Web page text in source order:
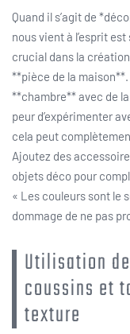
Quand il s’agit de
nous vient à l’esprit
crucial dans la
**pièce de la
**chambre** avec de
peur d’expérimenter
cela peut
Ajoutez des
objets déco pour
« Les couleurs sont le
dommage de ne pas
Utilisation
coussins et
texture